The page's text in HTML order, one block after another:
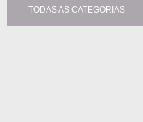
TODAS AS CATEGORIAS